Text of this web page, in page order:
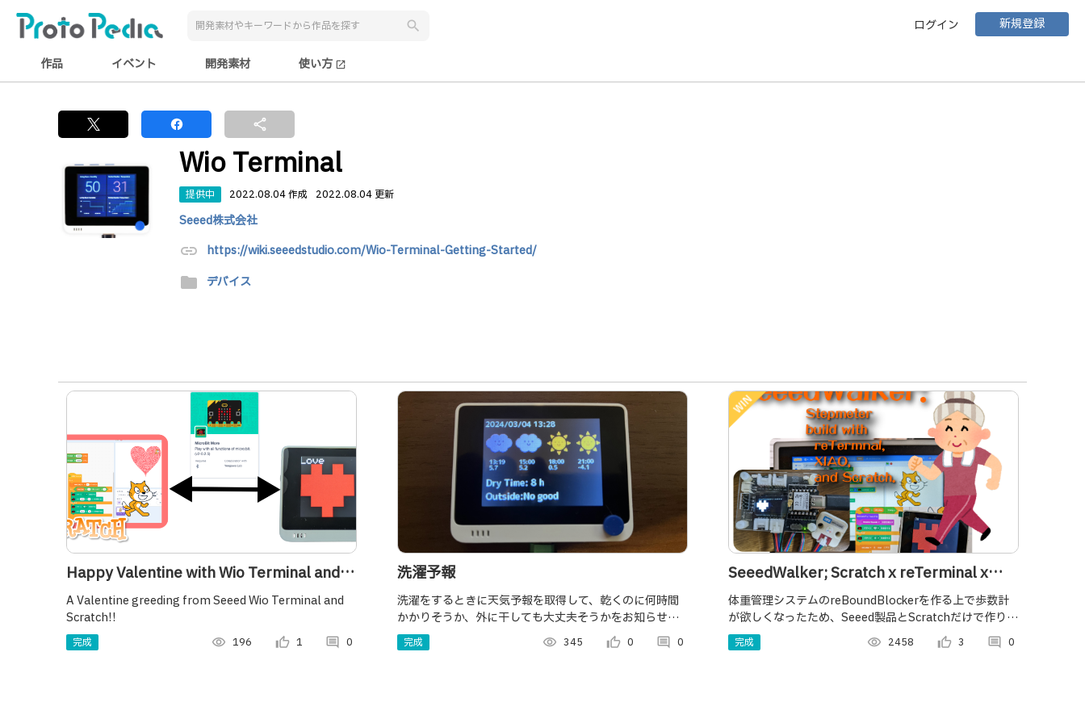
search ログイン 新規登録
作品 イベント 開発素材 使い方 open_in_new
share
Wio Terminal
提供中 2022.08.04 作成 2022.08.04 更新
Seeed株式会社
link https://wiki.seeedstudio.com/Wio-Terminal-Getting-Started/
folder デバイス
Happy Valentine with Wio Terminal and
Scratch!!
A Valentine greeding from Seeed Wio Terminal and
Scratch!!
完成 visibility 196 thumb_up_alt 1 comment 0
洗濯予報
洗濯をするときに天気予報を取得して、乾くのに何時間
かかりそうか、外に干しても大丈夫そうかをお知らせす
るガジェットです。
完成 visibility 345 thumb_up_alt 0 comment 0
SeeedWalker; Scratch x reTerminal x
XIAO de 歩数計
体重管理システムのreBoundBlockerを作る上で歩数計
が欲しくなったため、Seeed製品とScratchだけで作りま
した。
完成 visibility 2458 thumb_up_alt 3 comment 0